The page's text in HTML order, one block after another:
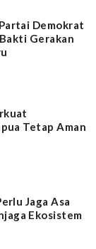
Demokrat
Gerakan
Tetap Aman
Jaga Asa
Ekosistem